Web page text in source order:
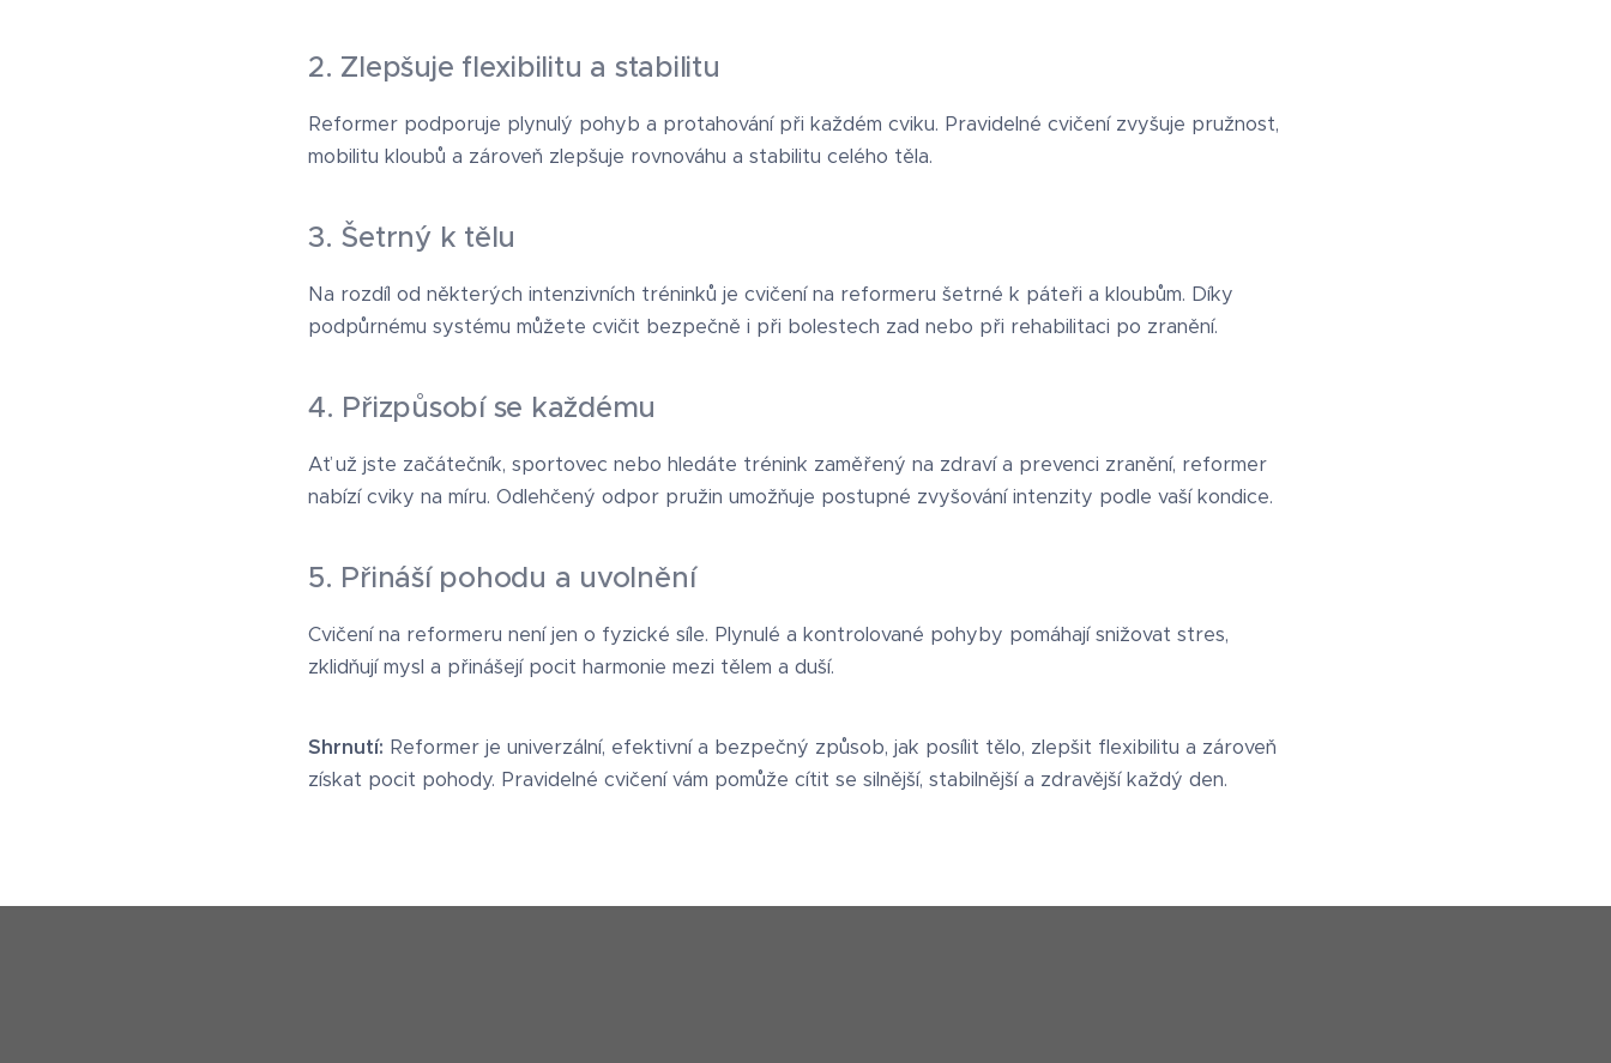
2. Zlepšuje flexibilitu a stabilitu
Reformer podporuje plynulý pohyb a protahování při každém cviku. Pravidelné cvičení zvyšuje pružnost,
mobilitu kloubů a zároveň zlepšuje rovnováhu a stabilitu celého těla.
3. Šetrný k tělu
Na rozdíl od některých intenzivních tréninků je cvičení na reformeru šetrné k páteři a kloubům. Díky
podpůrnému systému můžete cvičit bezpečně i při bolestech zad nebo při rehabilitaci po zranění.
4. Přizpůsobí se každému
Ať už jste začátečník, sportovec nebo hledáte trénink zaměřený na zdraví a prevenci zranění, reformer
nabízí cviky na míru. Odlehčený odpor pružin umožňuje postupné zvyšování intenzity podle vaší kondice.
5. Přináší pohodu a uvolnění
Cvičení na reformeru není jen o fyzické síle. Plynulé a kontrolované pohyby pomáhají snižovat stres,
zklidňují mysl a přinášejí pocit harmonie mezi tělem a duší.
Shrnutí: Reformer je univerzální, efektivní a bezpečný způsob, jak posílit tělo, zlepšit flexibilitu a zároveň
získat pocit pohody. Pravidelné cvičení vám pomůže cítit se silnější, stabilnější a zdravější každý den.